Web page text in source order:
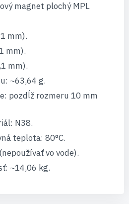
magnet plochý MPL
mm).
mm).
mm).
~63,64 g.
pozdĺž rozmeru 10 mm
N38.
teplota: 80°C.
vo vode).
~14,06 kg.